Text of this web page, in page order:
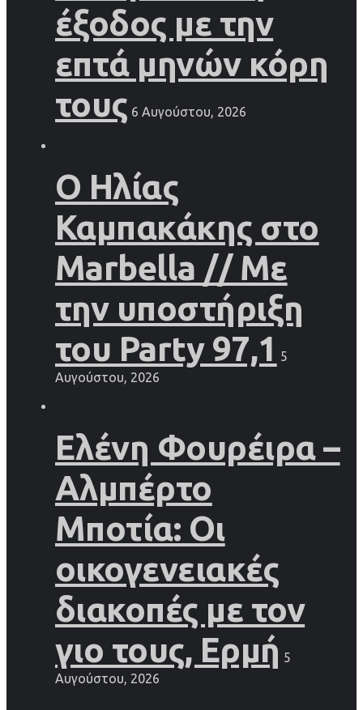
έξοδος με την
επτά μηνών κόρη
τους 6 Αυγούστου, 2026
Ο Ηλίας
Καμπακάκης στο
Marbella // Με
την υποστήριξη
του Party 97,1
5
Αυγούστου, 2026
Ελένη Φουρέιρα –
Αλμπέρτο
Μποτία: Οι
οικογενειακές
διακοπές με τον
γιο τους, Ερμή 5
Αυγούστου, 2026